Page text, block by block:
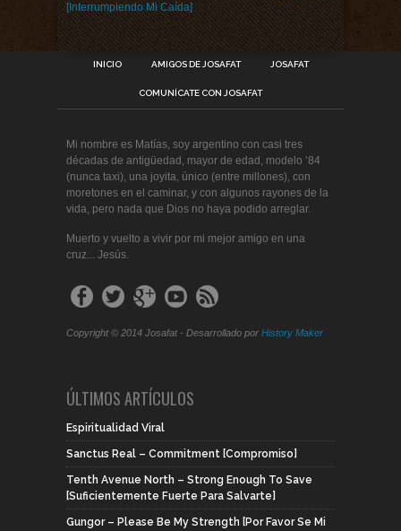
[Interrumpiendo Mi Caída]
INICIO AMIGOS DE JOSAFAT JOSAFAT
COMUNÍCATE CON JOSAFAT
Mi nombre es Matías, soy argentino con casi tres
décadas de antigüedad, mayor de edad, modelo ’84
(nunca taxi), una joyita, único (entre millones), con
moretones en el caminar, y con algunos rayones de la
vida, pero nada que Dios no haya podido arreglar.
Muerto y vuelto a vivir por mi mejor amigo en una
cruz... Jesús.
Copyright © 2014 Josafat - Desarrollado por History Maker
ÚLTIMOS ARTÍCULOS
Espiritualidad Viral
Sanctus Real – Commitment [Compromiso]
Tenth Avenue North – Strong Enough To Save
[Suficientemente Fuerte Para Salvarte]
Gungor – Please Be My Strength [Por Favor Se Mi